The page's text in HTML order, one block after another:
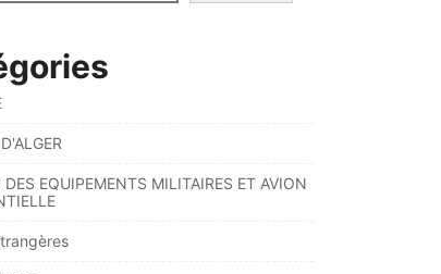
DES EQUIPEMENTS MILITAIRES ET AVION